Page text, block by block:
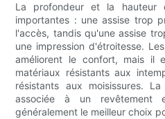
La profondeur et la hauteur
importantes : une assise trop
l'accès, tandis qu'une assise
une impression d'étroitesse.
améliorent le confort, mais il
matériaux résistants aux
résistants aux moisissures.
associée à un revêtement
généralement le meilleur choix